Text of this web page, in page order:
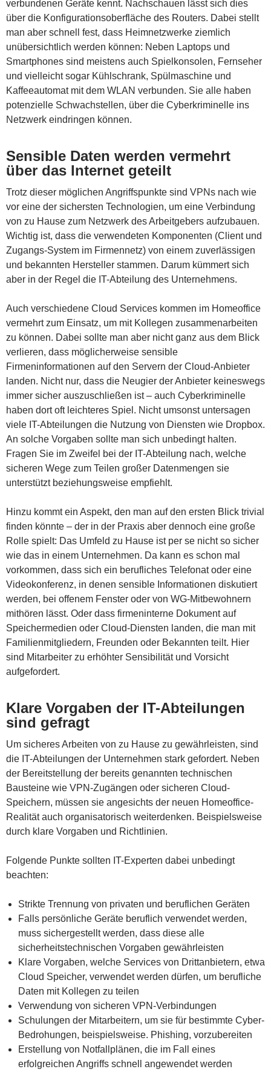
verbundenen Geräte kennt. Nachschauen lässt sich dies
über die Konfigurationsoberfläche des Routers. Dabei stellt
man aber schnell fest, dass Heimnetzwerke ziemlich
unübersichtlich werden können: Neben Laptops und
Smartphones sind meistens auch Spielkonsolen, Fernseher
und vielleicht sogar Kühlschrank, Spülmaschine und
Kaffeeautomat mit dem WLAN verbunden. Sie alle haben
potenzielle Schwachstellen, über die Cyberkriminelle ins
Netzwerk eindringen können.
Sensible Daten werden vermehrt
über das Internet geteilt
Trotz dieser möglichen Angriffspunkte sind VPNs nach wie
vor eine der sichersten Technologien, um eine Verbindung
von zu Hause zum Netzwerk des Arbeitgebers aufzubauen.
Wichtig ist, dass die verwendeten Komponenten (Client und
Zugangs-System im Firmennetz) von einem zuverlässigen
und bekannten Hersteller stammen. Darum kümmert sich
aber in der Regel die IT-Abteilung des Unternehmens.
Auch verschiedene Cloud Services kommen im Homeoffice
vermehrt zum Einsatz, um mit Kollegen zusammenarbeiten
zu können. Dabei sollte man aber nicht ganz aus dem Blick
verlieren, dass möglicherweise sensible
Firmeninformationen auf den Servern der Cloud-Anbieter
landen. Nicht nur, dass die Neugier der Anbieter keineswegs
immer sicher auszuschließen ist – auch Cyberkriminelle
haben dort oft leichteres Spiel. Nicht umsonst untersagen
viele IT-Abteilungen die Nutzung von Diensten wie Dropbox.
An solche Vorgaben sollte man sich unbedingt halten.
Fragen Sie im Zweifel bei der IT-Abteilung nach, welche
sicheren Wege zum Teilen großer Datenmengen sie
unterstützt beziehungsweise empfiehlt.
Hinzu kommt ein Aspekt, den man auf den ersten Blick trivial
finden könnte – der in der Praxis aber dennoch eine große
Rolle spielt: Das Umfeld zu Hause ist per se nicht so sicher
wie das in einem Unternehmen. Da kann es schon mal
vorkommen, dass sich ein berufliches Telefonat oder eine
Videokonferenz, in denen sensible Informationen diskutiert
werden, bei offenem Fenster oder von WG-Mitbewohnern
mithören lässt. Oder dass firmeninterne Dokument auf
Speichermedien oder Cloud-Diensten landen, die man mit
Familienmitgliedern, Freunden oder Bekannten teilt. Hier
sind Mitarbeiter zu erhöhter Sensibilität und Vorsicht
aufgefordert.
Klare Vorgaben der IT-Abteilungen
sind gefragt
Um sicheres Arbeiten von zu Hause zu gewährleisten, sind
die IT-Abteilungen der Unternehmen stark gefordert. Neben
der Bereitstellung der bereits genannten technischen
Bausteine wie VPN-Zugängen oder sicheren Cloud-
Speichern, müssen sie angesichts der neuen Homeoffice-
Realität auch organisatorisch weiterdenken. Beispielsweise
durch klare Vorgaben und Richtlinien.
Folgende Punkte sollten IT-Experten dabei unbedingt
beachten:
Strikte Trennung von privaten und beruflichen Geräten
Falls persönliche Geräte beruflich verwendet werden,
muss sichergestellt werden, dass diese alle
sicherheitstechnischen Vorgaben gewährleisten
Klare Vorgaben, welche Services von Drittanbietern, etwa
Cloud Speicher, verwendet werden dürfen, um berufliche
Daten mit Kollegen zu teilen
Verwendung von sicheren VPN-Verbindungen
Schulungen der Mitarbeitern, um sie für bestimmte Cyber-
Bedrohungen, beispielsweise. Phishing, vorzubereiten
Erstellung von Notfallplänen, die im Fall eines
erfolgreichen Angriffs schnell angewendet werden